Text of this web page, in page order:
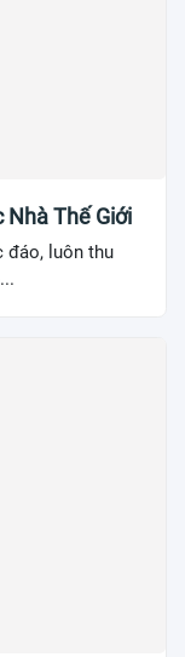
Nhà Thế Giới
đáo, luôn thu